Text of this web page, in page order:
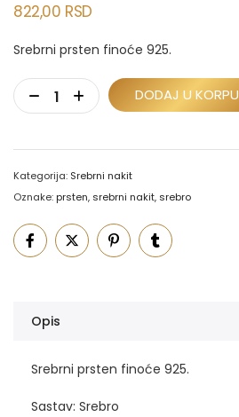
822,00 RSD
Srebrni prsten finoće 925.
DODAJ U KORPU
Kategorija: Srebrni nakit
Oznake: prsten, srebrni nakit, srebro
Opis
Srebrni prsten finoće 925.
Sastav: Srebro